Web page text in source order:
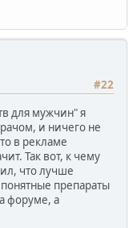
#22
для мужчин" я
и ничего не
в рекламе
Так вот, к чему
что лучше
препараты
форуме, а